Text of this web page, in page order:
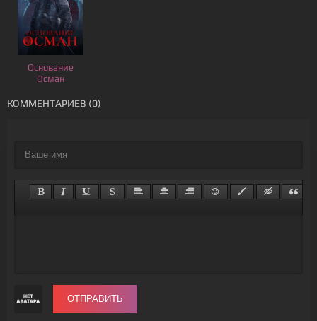
Основание
Осман
КОММЕНТАРИЕВ (0)
ОТПРАВИТЬ